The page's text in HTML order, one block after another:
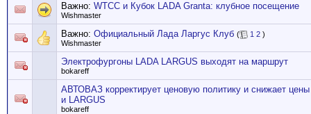
Важно: WTCC и Кубок LADA Granta: клубное посещение
Wishmaster
Важно: Официальный Лада Ларгус Клуб ( 1 2 )
Wishmaster
Электрофургоны LADA LARGUS выходят на маршрут
bokareff
АВТОВАЗ корректирует ценовую политику и снижает
и LARGUS
bokareff